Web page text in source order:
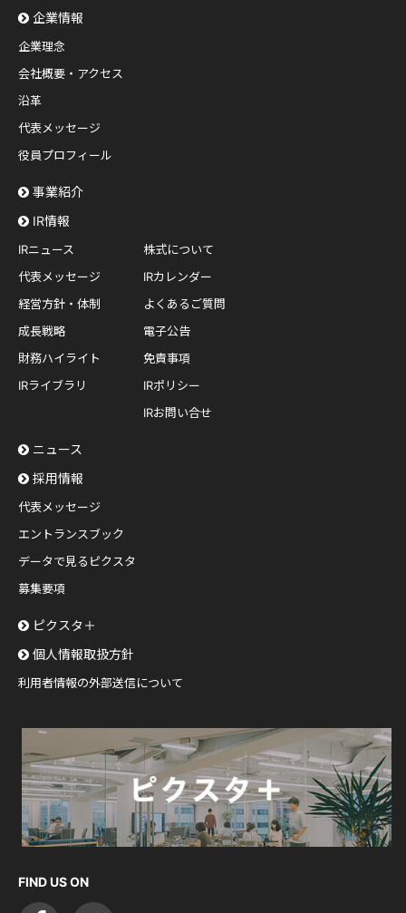
企業情報
企業理念
会社概要・アクセス
沿革
代表メッセージ
役員プロフィール
事業紹介
IR情報
IRニュース
代表メッセージ
経営方針・体制
成長戦略
財務ハイライト
IRライブラリ
株式について
IRカレンダー
よくあるご質問
電子公告
免責事項
IRポリシー
IRお問い合せ
ニュース
採用情報
代表メッセージ
エントランスブック
データで見るピクスタ
募集要項
ピクスタ＋
個人情報取扱方針
利用者情報の外部送信について
FIND US ON